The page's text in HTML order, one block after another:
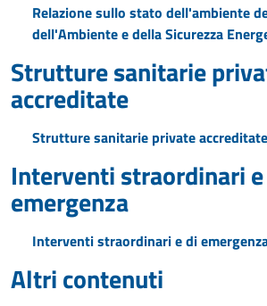
Relazione sullo stato dell'ambiente
dell'Ambiente e della Sicurezza
Strutture sanitarie
accreditate
Strutture sanitarie private accreditate
Interventi straordinari
emergenza
Interventi straordinari e di
Altri contenuti